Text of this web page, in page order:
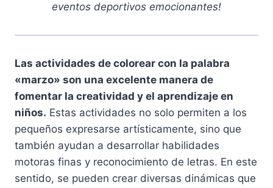
eventos deportivos emocionantes!
Las actividades de colorear con la palabra
«marzo» son una excelente manera de
fomentar la creatividad y el aprendizaje en
niños. Estas actividades no solo permiten a los
pequeños expresarse artísticamente, sino que
también ayudan a desarrollar habilidades
motoras finas y reconocimiento de letras. En este
sentido, se pueden crear diversas dinámicas que